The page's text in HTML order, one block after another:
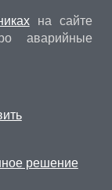
на сайте
аварийные
решение